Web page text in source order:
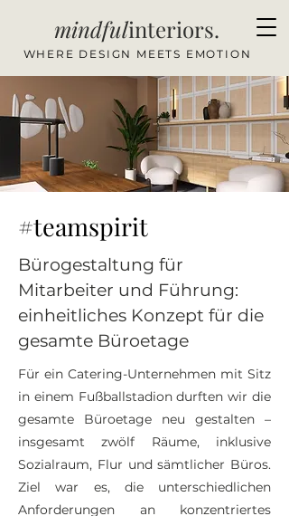
mindfulinteriors.
WHERE DESIGN MEETS EMOTION
#teamspirit
Bürogestaltung für
Mitarbeiter und Führung:
einheitliches Konzept für die
gesamte Büroetage
Für ein Catering-Unternehmen mit Sitz
in einem Fußballstadion durften wir die
gesamte Büroetage neu gestalten –
insgesamt zwölf Räume, inklusive
Sozialraum, Flur und sämtlicher Büros.
Ziel war es, die unterschiedlichen
Anforderungen an konzentriertes